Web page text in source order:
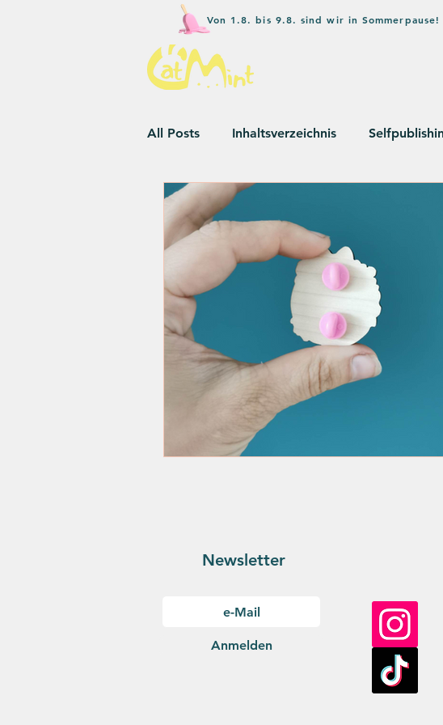
Von 1.8. bis 9.8. sind wir in
All Posts Inhaltsverzeichnis
Wettbewerbe
Newsletter
Anmelden